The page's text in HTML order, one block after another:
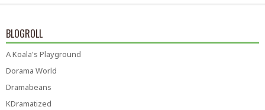
BLOGROLL
A Koala's Playground
Dorama World
Dramabeans
KDramatized